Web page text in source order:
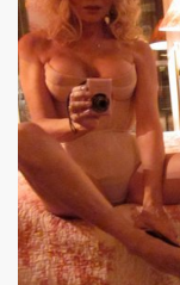
11 janvier 2023
("Start Walkin'
concerts
13 octobre
11 novembre